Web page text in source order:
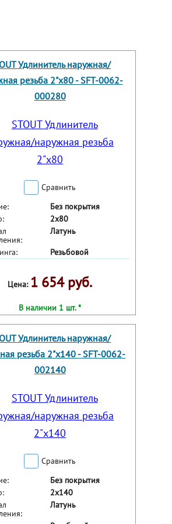
Удлинитель наружная/
резьба 2"x80 - SFT-0062-
000280
Сравнить
Без покрытия
2x80
Латунь
Резьбовой
Цена: 1 654 руб.
В наличии 1 шт. *
Удлинитель наружная/
резьба 2"x140 - SFT-0062-
002140
Сравнить
Без покрытия
2x140
Латунь